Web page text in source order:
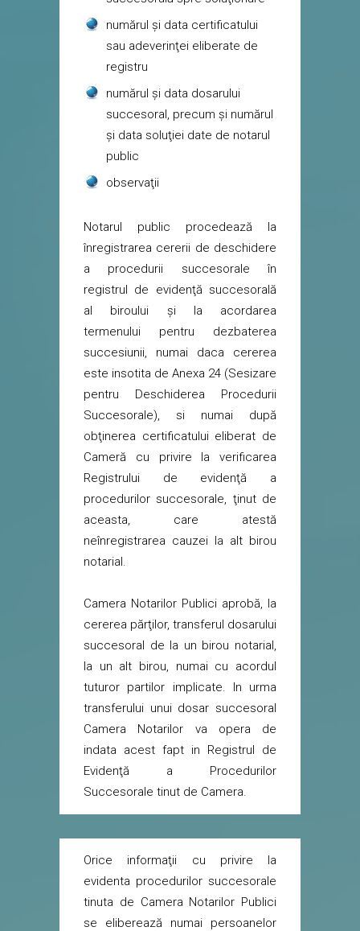
numărul şi data certificatului
sau adeverinţei eliberate de
registru
numărul şi data dosarului
succesoral, precum şi numărul
şi data soluţiei date de notarul
public
observaţii
Notarul public procedează la
înregistrarea cererii de deschidere
a procedurii succesorale în
registrul de evidenţă succesorală
al biroului şi la acordarea
termenului pentru dezbaterea
succesiunii, numai daca cererea
este insotita de Anexa 24 (Sesizare
pentru Deschiderea Procedurii
Succesorale), si numai după
obţinerea certificatului eliberat de
Cameră cu privire la verificarea
Registrului de evidenţă a
procedurilor succesorale, ţinut de
aceasta, care atestă
neînregistrarea cauzei la alt birou
notarial.
Camera Notarilor Publici aprobă, la
cererea părţilor, transferul dosarului
succesoral de la un birou notarial,
la un alt birou, numai cu acordul
tuturor partilor implicate. In urma
transferului unui dosar succesoral
Camera Notarilor va opera de
indata acest fapt in Registrul de
Evidenţă a Procedurilor
Succesorale tinut de Camera.
Orice informaţii cu privire la
evidenta procedurilor succesorale
tinuta de Camera Notarilor Publici
se eliberează numai persoanelor